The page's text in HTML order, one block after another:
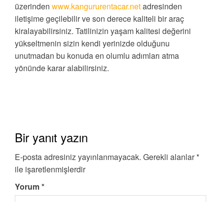
üzerinden www.kangururentacar.netadresinden
iletişime geçilebilir ve son derece kaliteli bir araç
kiralayabilirsiniz. Tatilinizin yaşam kalitesi değerini
yükseltmenin sizin kendi yerinizde olduğunu
unutmadan bu konuda en olumlu adımları atma
yönünde karar alabilirsiniz.
Bir yanıt yazın
E-posta adresiniz yayınlanmayacak. Gerekli alanlar *
ile işaretlenmişlerdir
Yorum*